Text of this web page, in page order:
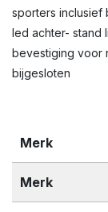
sporters inclusief
led achter- stand
bevestiging voor
bijgesloten
Merk
Merk